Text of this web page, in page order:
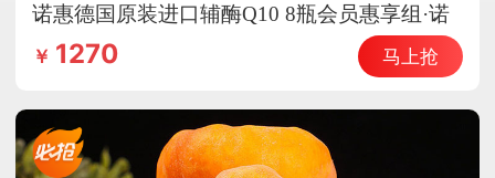
诺惠德国原装进口辅酶Q10 8瓶会员惠享组·诺
惠德国原装进口辅酶Q10
￥ 1270 马上抢